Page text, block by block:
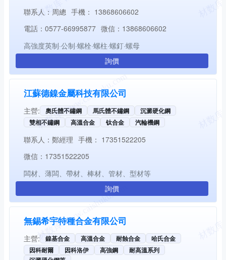
聯系人： 周總 手機： 13868606602
電話： 0577-66995877 微信： 13868606602
高強度英制·公制·螺栓·螺柱·螺釘·螺母
詢價
江蘇德鎳金屬科技有限公司
主營: 奧氏體不鏽鋼 馬氏體不鏽鋼
沉澱硬化鋼
雙相不鏽鋼
高溫合金 钛合金 汽輪機鋼
聯系人： 鄭經理 手機： 17351522205
微信： 17351522205
闆材、薄闆、帶材、棒材、管材、型材等
詢價
無錫希宇特種合金有限公司
主營: 鎳基合金 高溫合金 耐蝕合金
哈氏合金
因科耐爾
因科洛伊 高強鋼
耐高溫系列